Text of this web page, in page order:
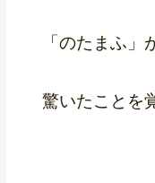
「のたまふ
驚いたことを